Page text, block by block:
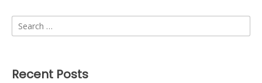
Search
for:
Recent Posts